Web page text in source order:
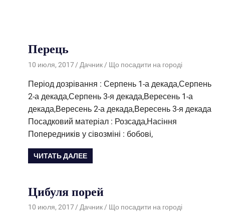
Перець
10 июля, 2017 Дачник Що посадити на городі
Період дозрівання : Серпень 1-а декада,Серпень
2-а декада,Серпень 3-я декада,Вересень 1-а
декада,Вересень 2-а декада,Вересень 3-я декада
Посадковий матеріал : Розсада,Насіння
Попередників у сівозміні : бобові,
ЧИТАТЬ ДАЛЕЕ
Цибуля порей
10 июля, 2017 Дачник Що посадити на городі